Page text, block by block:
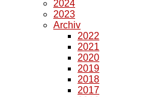
2024
2023
Archiv
2022
2021
2020
2019
2018
2017